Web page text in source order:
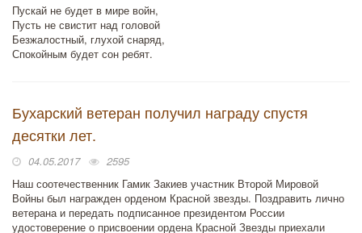
Пускай не будет в мире войн,
Пусть не свистит над головой
Безжалостный, глухой снаряд,
Спокойным будет сон ребят.
Бухарский ветеран получил награду спустя
десятки лет.
04.05.2017
2595
Наш соотечественник Гамик Закиев участник Второй Мировой
Войны был награжден орденом Красной звезды. Поздравить лично
ветерана и передать подписанное президентом России
удостоверение о присвоении ордена Красной Звезды приехали